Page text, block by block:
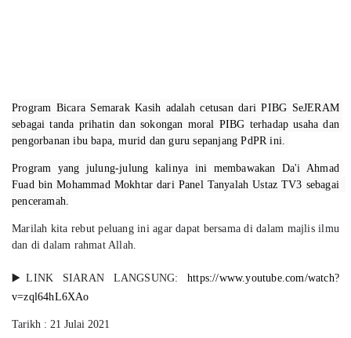
Program Bicara Semarak Kasih adalah cetusan dari PIBG SeJERAM
sebagai tanda prihatin dan sokongan moral PIBG terhadap usaha dan
pengorbanan ibu bapa, murid dan guru sepanjang PdPR ini.
Program yang julung-julung kalinya ini membawakan Da'i Ahmad
Fuad bin Mohammad Mokhtar dari Panel Tanyalah Ustaz TV3 sebagai
penceramah.
Marilah kita rebut peluang ini agar dapat bersama di dalam majlis ilmu
dan di dalam rahmat Allah.
▶️LINK SIARAN LANGSUNG:https://www.youtube.com/watch?
v=zql64hL6XAo
Tarikh : 21 Julai 2021